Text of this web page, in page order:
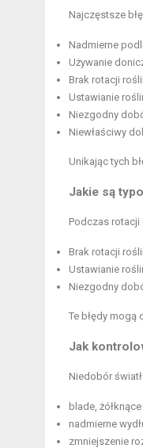
Najczęstsze
Nadmierne
Używanie
Brak rotacji
Ustawianie
Niezgodny
Niewłaściwy
Unikając tych
Jakie są
Podczas rotacji
Brak rotacji
Ustawianie
Niezgodny
Te błędy mogą
Jak
Niedobór
blade,
nadmierne
zmniejszenie